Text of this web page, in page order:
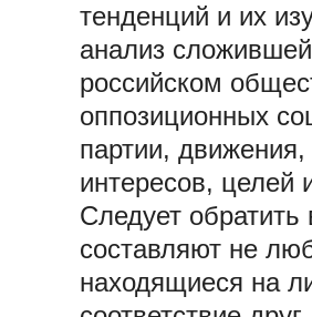
тенденций и их
анализ
российском
оппозиционных
партии,
интересов, целей
Следует обратить
составляют не
находящиеся на